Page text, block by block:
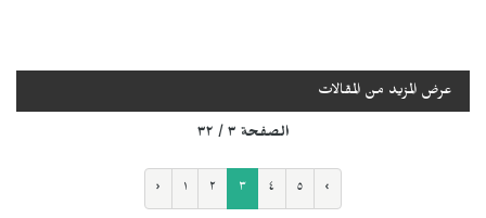
عرض المزيد من المقالات
الصفحة ٣ / ٣٢
‹ ١ ٢ ٣ ٤ ٥ ›